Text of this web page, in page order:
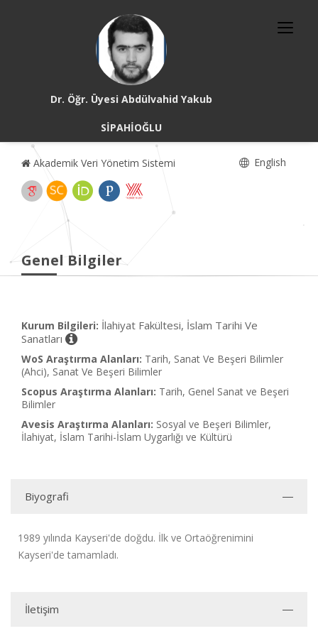
Dr. Öğr. Üyesi Abdülvahid Yakub
SİPAHİOĞLU
Akademik Veri Yönetim Sistemi English
Genel Bilgiler
Kurum Bilgileri: İlahiyat Fakültesi, İslam Tarihi Ve
Sanatları
WoS Araştırma Alanları: Tarih, Sanat Ve Beşeri Bilimler
(Ahci), Sanat Ve Beşeri Bilimler
Scopus Araştırma Alanları: Tarih, Genel Sanat ve Beşeri
Bilimler
Avesis Araştırma Alanları: Sosyal ve Beşeri Bilimler,
İlahiyat, İslam Tarihi-İslam Uygarlığı ve Kültürü
Biyografi
1989 yılında Kayseri'de doğdu. İlk ve Ortaöğrenimini
Kayseri'de tamamladı.
İletişim